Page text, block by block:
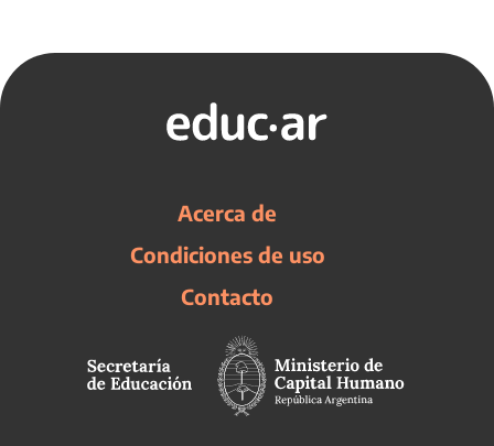
Acerca de
Condiciones de uso
Contacto